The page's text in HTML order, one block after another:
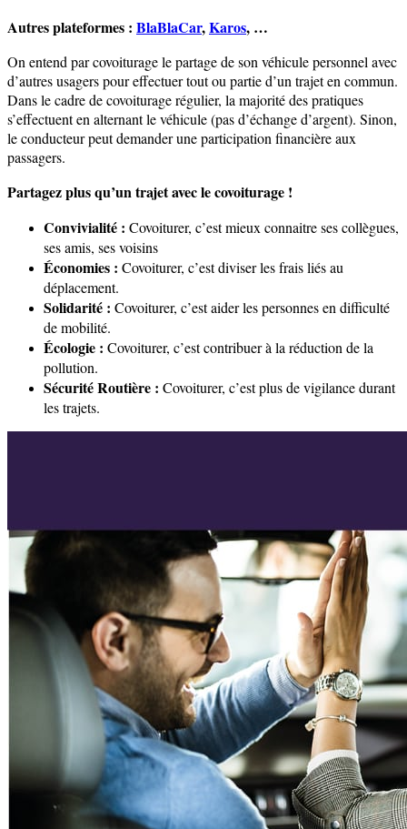
Autres plateformes : BlaBlaCar,Karos, …
On entend par covoiturage le partage de son véhicule personnel avec
d’autres usagers pour effectuer tout ou partie d’un trajet en commun.
Dans le cadre de covoiturage régulier, la majorité des pratiques
s’effectuent en alternant le véhicule (pas d’échange d’argent). Sinon,
le conducteur peut demander une participation financière aux
passagers.
Partagez plus qu’un trajet avec le covoiturage !
Convivialité : Covoiturer, c’est mieux connaitre ses collègues,
ses amis, ses voisins
Économies : Covoiturer, c’est diviser les frais liés au
déplacement.
Solidarité : Covoiturer, c’est aider les personnes en difficulté
de mobilité.
Écologie : Covoiturer, c’est contribuer à la réduction de la
pollution.
Sécurité Routière : Covoiturer, c’est plus de vigilance durant
les trajets.